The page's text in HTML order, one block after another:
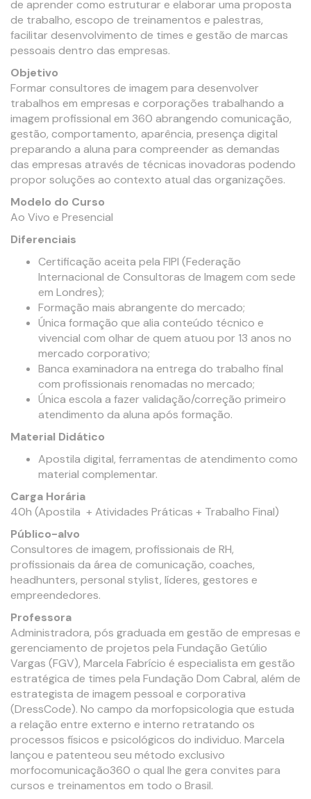
de aprender como estruturar e elaborar uma proposta
de trabalho, escopo de treinamentos e palestras,
facilitar desenvolvimento de times e gestão de marcas
pessoais dentro das empresas.
Objetivo
Formar consultores de imagem para desenvolver
trabalhos em empresas e corporações trabalhando a
imagem profissional em 360 abrangendo comunicação,
gestão, comportamento, aparência, presença digital
preparando a aluna para compreender as demandas
das empresas através de técnicas inovadoras podendo
propor soluções ao contexto atual das organizações.
Modelo do Curso
Ao Vivo e Presencial
Diferenciais
Certificação aceita pela FIPI (Federação
Internacional de Consultoras de Imagem com sede
em Londres);
Formação mais abrangente do mercado;
Única formação que alia conteúdo técnico e
vivencial com olhar de quem atuou por 13 anos no
mercado corporativo;
Banca examinadora na entrega do trabalho final
com profissionais renomadas no mercado;
Única escola a fazer validação/correção primeiro
atendimento da aluna após formação.
Material Didático
Apostila digital, ferramentas de atendimento como
material complementar.
Carga Horária
40h (Apostila + Atividades Práticas + Trabalho Final)
Público-alvo
Consultores de imagem, profissionais de RH,
profissionais da área de comunicação, coaches,
headhunters, personal stylist, líderes, gestores e
empreendedores.
Professora
Administradora, pós graduada em gestão de empresas e
gerenciamento de projetos pela Fundação Getúlio
Vargas (FGV), Marcela Fabrício é especialista em gestão
estratégica de times pela Fundação Dom Cabral, além de
estrategista de imagem pessoal e corporativa
(DressCode). No campo da morfopsicologia que estuda
a relação entre externo e interno retratando os
processos físicos e psicológicos do individuo. Marcela
lançou e patenteou seu método exclusivo
morfocomunicação360 o qual lhe gera convites para
cursos e treinamentos em todo o Brasil.